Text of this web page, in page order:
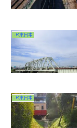
JR東日本
JR東日本